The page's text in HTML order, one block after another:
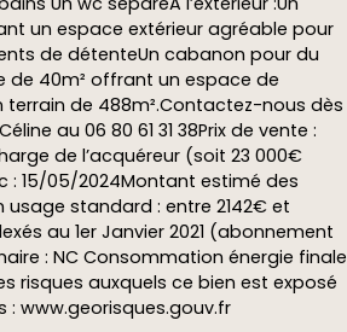
un espace extérieur agréable pour
de détenteUn cabanon pour du
de 40m² offrant un espace de
de 488m².Contactez-nous dès
au 06 80 61 31 38Prix de vente :
de l’acquéreur (soit 23 000€
: 15/05/2024Montant estimé des
usage standard : entre 2142€ et
au 1er Janvier 2021 (abonnement
: NC Consommation énergie finale
risques auxquels ce bien est exposé
: www.georisques.gouv.fr